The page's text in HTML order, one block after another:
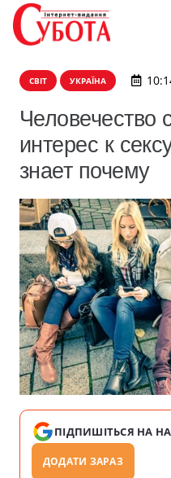
СВІТ УКРАЇНА
Человечество
интерес к
знает почему
ПІДПИШІТЬСЯ НА
ДОДАТИ ЗАРАЗ